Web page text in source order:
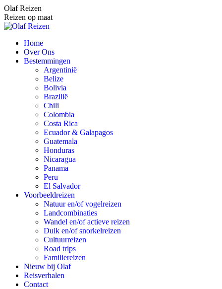
Spring
naar
content
Olaf Reizen
Reizen op maat
Home
Over Ons
Bestemmingen
Argentinië
Belize
Bolivia
Brazilië
Chili
Colombia
Costa Rica
Ecuador & Galapagos
Guatemala
Honduras
Nicaragua
Panama
Peru
El Salvador
Voorbeeldreizen
Natuur en/of vogelreizen
Landcombinaties
Wandel en/of actieve reizen
Duik en/of snorkelreizen
Cultuurreizen
Road trips
Familiereizen
Nieuw bij Olaf
Reisverhalen
Contact